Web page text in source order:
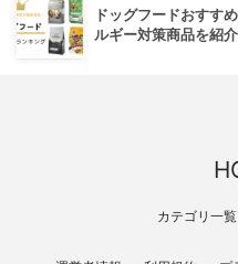
ドッグフードおすす
ルギー対策商品を紹介
カテゴリ一覧